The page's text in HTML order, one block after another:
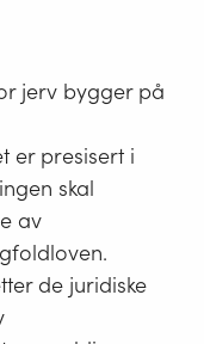
jerv bygger på
er presisert i
skal
av
de juridiske